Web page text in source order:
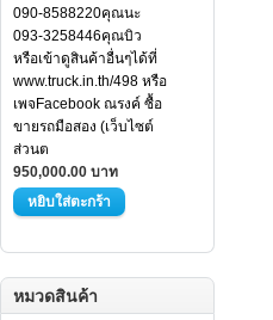
090-8588220คุณนะ
093-3258446คุณบิว
หรือเข้าดูสินค้าอื่นๆได้ที่
www.truck.in.th/498 หรือ
เพจFacebook ณรงค์ ซื้อ
ขายรถมือสอง (เว็บไซต์
ส่วนต
950,000.00 บาท
หมวดสินค้า